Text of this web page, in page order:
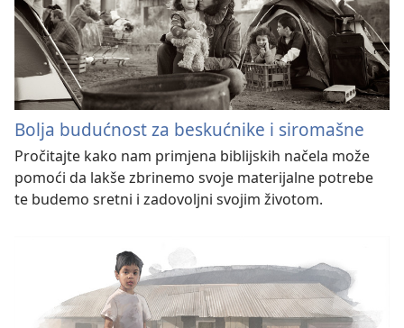
Bolja budućnost za beskućnike i siromašne
Pročitajte kako nam primjena biblijskih načela može
pomoći da lakše zbrinemo svoje materijalne potrebe
te budemo sretni i zadovoljni svojim životom.